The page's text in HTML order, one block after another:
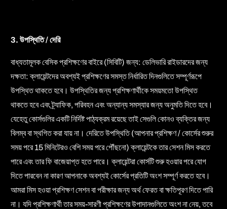
3. উপস্থিতি / দেরি
বাধ্যতামূলক বেসিক প্রশিক্ষণের বাইরে (সিবিটি) জন্য: ডেলিভারি রাইডারদের জন্য
দক্ষতা: ক্লায়েন্টদের অবশ্যই প্রশিক্ষণের সমস্ত নির্ধারিত দিনগুলিতে সম্পূর্ণরূপে
উপস্থিত থাকতে হবে। উপস্থিতির জন্য প্রশিক্ষণার্থীকে সময়মতো উপস্থিত
থাকতে হবে এবং ট্র্যাফিক, পরিবহন এবং অন্যান্য সমস্যার জন্য অনুমতি দিতে হবে।
যেহেতু কোর্সগুলির একটি নির্দিষ্ট পাঠ্যক্রম রয়েছে তাই সেগুলি কোনও ব্যক্তির জন্য
বিলম্ব বা স্থগিত করা যায় না। দেরিতে উপস্থিতি (আপনার প্রশিক্ষণ / কোর্সের শুরুর
সময় পরে 15 মিনিটেরও বেশি সময় পরে পৌঁছনো) ক্লায়েন্টকে তার সেশন মিস করতে
পারে এবং তার ফি বাজেয়াপ্ত হতে পারে। ক্লায়েন্টরা কোর্সটি শুরু হওয়ার পরে যোগ
দিতে পারবেন না কারণ আপনাকে অবশ্যই কোর্সের প্রতিটি অংশ সম্পূর্ণ করতে হবে।
আমরা মিস হওয়া প্রশিক্ষণ সেশন বা পরীক্ষার জন্য অর্থ ফেরত বা ক্ষতিপূরণ দিতে পারি
না। যদি প্রশিক্ষণার্থী তার সময়-সারণী প্রশিক্ষণের উপাদানগুলিতে অংশ না নেয়, তবে